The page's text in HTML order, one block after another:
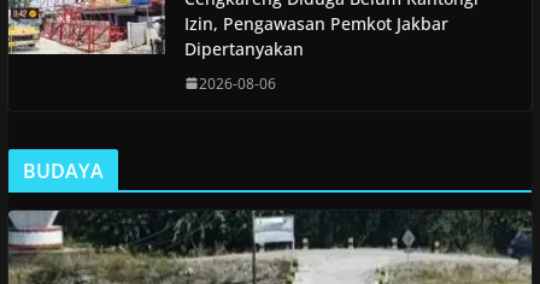
Izin, Pengawasan Pemkot Jakbar
Dipertanyakan
2026-08-06
BUDAYA